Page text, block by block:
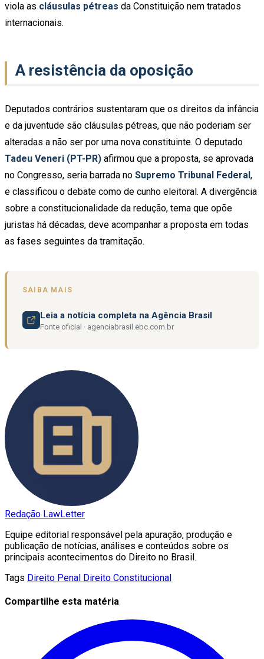
viola as cláusulas pétreas da Constituição nem tratados
internacionais.
A resistência da oposição
Deputados contrários sustentaram que os direitos da infância
e da juventude são cláusulas pétreas, que não poderiam ser
alteradas a não ser por uma nova constituinte. O deputado
Tadeu Veneri (PT-PR) afirmou que a proposta, se aprovada
no Congresso, seria barrada no Supremo Tribunal Federal,
e classificou o debate como de cunho eleitoral. A divergência
sobre a constitucionalidade da redução, tema que opõe
juristas há décadas, deve acompanhar a proposta em todas
as fases seguintes da tramitação.
SAIBA MAIS
Leia a notícia completa na Agência Brasil
Fonte oficial · agenciabrasil.ebc.com.br
Redação LawLetter
Equipe editorial responsável pela apuração, produção e
publicação de notícias, análises e conteúdos sobre os
principais acontecimentos do Direito no Brasil.
Tags Direito Penal Direito Constitucional
Compartilhe esta matéria